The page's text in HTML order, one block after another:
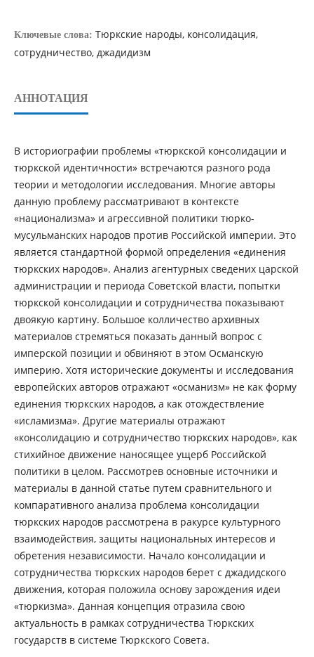
Ключевые слова: Тюркские народы, консолидация,
сотрудничество, джадидизм
АННОТАЦИЯ
В историографии проблемы «тюркской консолидации и
тюркской идентичности» встречаются разного рода
теории и методологии исследования. Многие авторы
данную проблему рассматривают в контексте
«национализма» и агрессивной политики тюрко-
мусульманских народов против Российской империи. Это
является стандартной формой определения «единения
тюркских народов». Анализ агентурных сведених царской
администрации и периода Советской власти, попытки
тюркской консолидации и сотрудничества показывают
двоякую картину. Большое колличество архивных
материалов стремяться показать данный вопрос с
имперской позиции и обвиняют в этом Османскую
империю. Хотя исторические документы и исследования
европейских авторов отражают «османизм» не как форму
единения тюркских народов, а как отождествление
«исламизма». Другие материалы отражают
«консолидацию и сотрудничество тюркских народов», как
стихийное движение наносящее ущерб Российской
политики в целом. Рассмотрев основные источники и
материалы в данной статье путем сравнительного и
компаративного анализа проблема консолидации
тюркских народов рассмотрена в ракурсе культурного
взаимодействия, защиты национальных интересов и
обретения независимости. Начало консолидации и
сотрудничества тюркских народов берет с джадидского
движения, которая положила основу зарождения идеи
«тюркизма». Данная концепция отразила свою
актуальность в рамках сотрудничества Тюркских
государств в системе Тюркского Совета.